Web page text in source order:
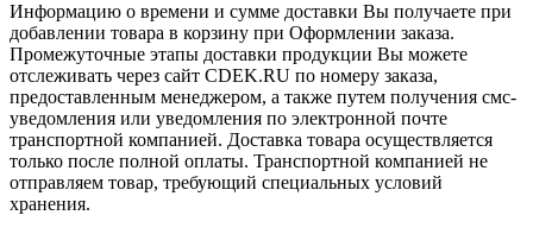
Информацию о времени и сумме доставки Вы получаете при
добавлении товара в корзину при Оформлении заказа.
Промежуточные этапы доставки продукции Вы можете
отслеживать через сайт CDEK.RU по номеру заказа,
предоставленным менеджером, а также путем получения смс-
уведомления или уведомления по электронной почте
транспортной компанией. Доставка товара осуществляется
только после полной оплаты. Транспортной компанией не
отправляем товар, требующий специальных условий
хранения.